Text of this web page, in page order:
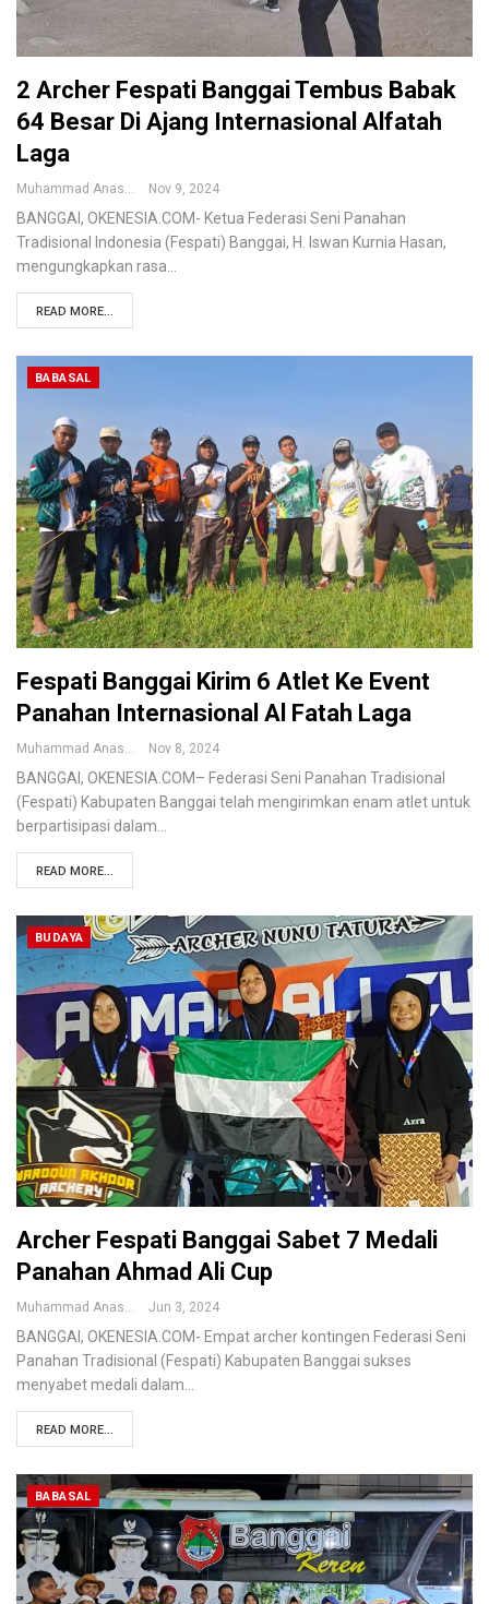
2 Archer Fespati Banggai Tembus Babak
64 Besar Di Ajang Internasional Alfatah
Laga
Muhammad Anas Nov 9, 2024
BANGGAI, OKENESIA.COM- Ketua Federasi Seni Panahan
Tradisional Indonesia (Fespati) Banggai, H. Iswan Kurnia Hasan,
mengungkapkan rasa…
READ MORE...
BABASAL
Fespati Banggai Kirim 6 Atlet Ke Event
Panahan Internasional Al Fatah Laga
Nov 8, 2024
BANGGAI, OKENESIA.COM– Federasi Seni Panahan Tradisional
(Fespati) Kabupaten Banggai telah mengirimkan enam atlet untuk
berpartisipasi dalam…
READ MORE...
BUDAYA
Archer Fespati Banggai Sabet 7 Medali
Panahan Ahmad Ali Cup
Muhammad Anas Jun 3, 2024
BANGGAI, OKENESIA.COM- Empat archer kontingen Federasi Seni
Panahan Tradisional (Fespati) Kabupaten Banggai sukses
menyabet medali dalam…
READ MORE...
BABASAL